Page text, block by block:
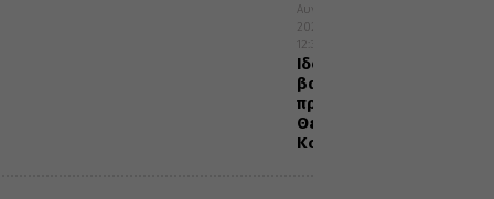
Αυγούστου
2026
12:32
Ιδού
βαδίζω
προς
Θεία
Κοινωνία